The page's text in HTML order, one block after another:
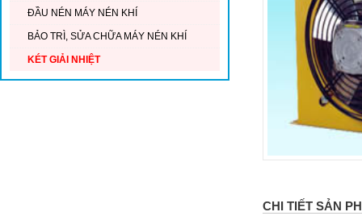
ĐẦU NÉN MÁY NÉN KHÍ
BẢO TRÌ, SỬA CHỮA MÁY NÉN KHÍ
KÉT GIẢI NHIỆT
CHI TIẾT SẢN